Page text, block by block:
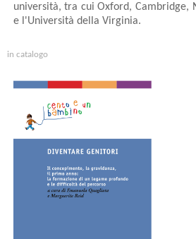
università, tra cui Oxford, Cambridge,
e l'Università della Virginia.
in catalogo